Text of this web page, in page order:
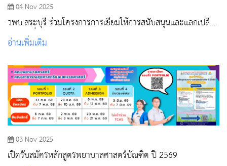
04 Nov 2025
วพบ.สระบุรี ร่วมโครงการการเยี่ยมให้การสนับสนุนและแลกเปลี่ยน
เรียนรู้เพื่อพัฒนาสถาบันจัดการอบรมเฉพาะทางรูปแบบ Post
Baccalaureate Residency Training (PBRT) ของโรงพยาบาล
อ่านเพิ่มเติม
03 Nov 2025
เปิดรับสมัครหลักสูตรพยาบาลศาสตร์บัณฑิต ปี 2569